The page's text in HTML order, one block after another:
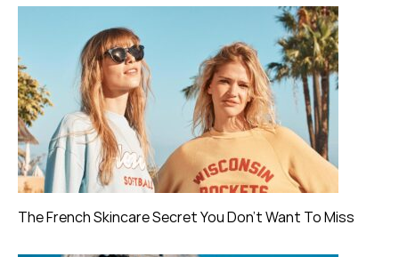
The French Skincare Secret You Don’t Want To Miss